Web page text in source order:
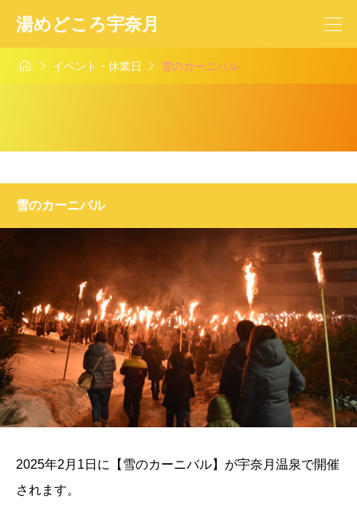
湯めどころ宇奈月
  イベント・休業日  雪のカーニバル
雪のカーニバル
2025年2月1日に【雪のカーニバル】が宇奈月温泉で開催
されます。